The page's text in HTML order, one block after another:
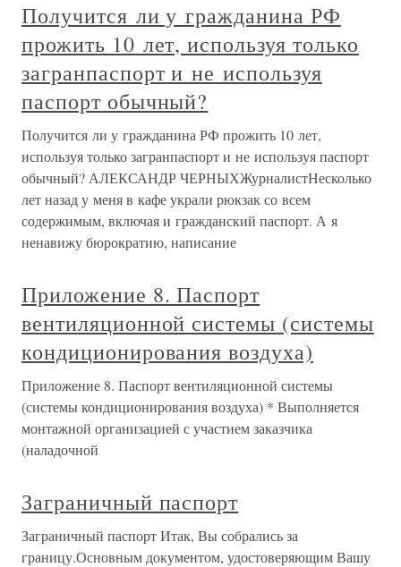
Получится ли у гражданина РФ
прожить 10 лет, используя только
загранпаспорт и не используя
паспорт обычный?
Получится ли у гражданина РФ прожить 10 лет,
используя только загранпаспорт и не используя паспорт
обычный? АЛЕКСАНДР ЧЕРНЫХЖурналистНесколько
лет назад у меня в кафе украли рюкзак со всем
содержимым, включая и гражданский паспорт. А я
ненавижу бюрократию, написание
Приложение 8. Паспорт
вентиляционной системы (системы
кондиционирования воздуха)
Приложение 8. Паспорт вентиляционной системы
(системы кондиционирования воздуха) * Выполняется
монтажной организацией с участием заказчика
(наладочной
Заграничный паспорт
Заграничный паспорт Итак, Вы собрались за
границу.Основным документом, удостоверяющим Вашу